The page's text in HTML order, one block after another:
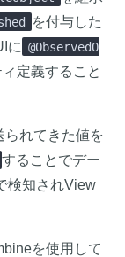
を付与した
に @ObservedO
定義すること
られてきた値を
することでデー
検知されView
を使用して